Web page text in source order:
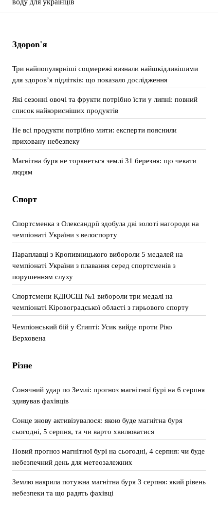
воду для українців
Здоров'я
Три найпопулярніші соцмережі визнали найшкідливішими
для здоров’я підлітків: що показало дослідження
Які сезонні овочі та фрукти потрібно їсти у липні: повний
список найкорисніших продуктів
Не всі продукти потрібно мити: експерти пояснили
приховану небезпеку
Магнітна буря не торкнеться землі 31 березня: що чекати
людям
Спорт
Спортсменка з Олександрії здобула дві золоті нагороди на
чемпіонаті України з велоспорту
Параплавці з Кропивницького вибороли 5 медалей на
чемпіонаті України з плавання серед спортсменів з
порушенням слуху
Спортсмени КДЮСШ №1 вибороли три медалі на
чемпіонаті Кіровоградської області з гирьового спорту
Чемпіонський бій у Єгипті: Усик вийде проти Ріко
Верховена
Різне
Сонячний удар по Землі: прогноз магнітної бурі на 6 серпня
здивував фахівців
Сонце знову активізувалося: якою буде магнітна буря
сьогодні, 5 серпня, та чи варто хвилюватися
Новий прогноз магнітної бурі на сьогодні, 4 серпня: чи буде
небезпечний день для метеозалежних
Землю накрила потужна магнітна буря 3 серпня: який рівень
небезпеки та що радять фахівці